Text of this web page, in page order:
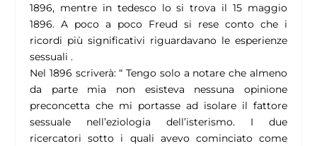
1896, mentre in tedesco lo si trova il 15 maggio
1896. A poco a poco Freud si rese conto che i
ricordi più significativi riguardavano le esperienze
sessuali .
Nel 1896 scriverà: “ Tengo solo a notare che almeno
da parte mia non esisteva nessuna opinione
preconcetta che mi portasse ad isolare il fattore
sessuale nell’eziologia dell’isterismo. I due
ricercatori sotto i quali avevo cominciato come